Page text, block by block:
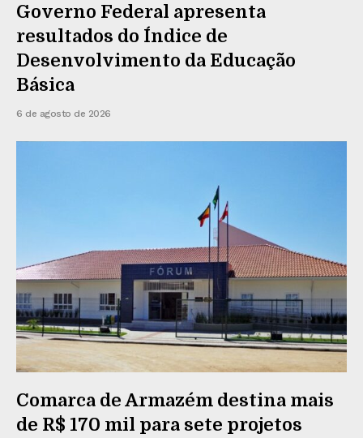
Governo Federal apresenta
resultados do Índice de
Desenvolvimento da Educação
Básica
6 de agosto de 2026
Comarca de Armazém destina mais
de R$ 170 mil para sete projetos